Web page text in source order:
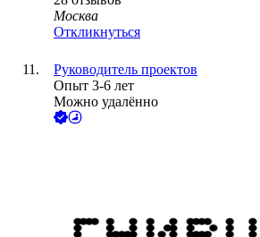
Москва
Откликнуться
Руководитель проектов
Опыт 3-6 лет
Можно удалённо